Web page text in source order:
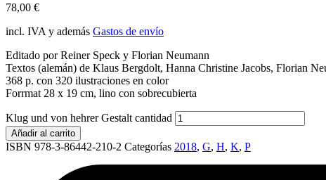
78,00 €
incl. IVA y además Gastos de envío
Editado por Reiner Speck y Florian Neumann
Textos (alemán) de Klaus Bergdolt, Hanna Christine Jacobs, Florian
368 p. con 320 ilustraciones en color
Forrmat 28 x 19 cm, lino con sobrecubierta
Klug und von hehrer Gestalt cantidad
Añadir al carrito
ISBN 978-3-86442-210-2 Categorías 2018, G, H, K, P